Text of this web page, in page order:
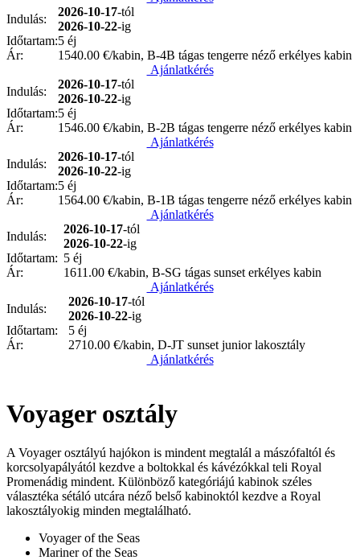
Indulás:
2026-10-17-tól
2026-10-22-ig
Időtartam:5 éj
Ár:
1540.00 €/kabin, B-4B tágas tengerre néző erkélyes kabin
Ajánlatkérés
Indulás:
2026-10-17-tól
2026-10-22-ig
Időtartam:5 éj
Ár:
1546.00 €/kabin, B-2B tágas tengerre néző erkélyes kabin
Ajánlatkérés
Indulás:
2026-10-17-tól
2026-10-22-ig
Időtartam:5 éj
Ár:
1564.00 €/kabin, B-1B tágas tengerre néző erkélyes kabin
Ajánlatkérés
Indulás:
2026-10-17-tól
2026-10-22-ig
Időtartam: 5 éj
Ár:
1611.00 €/kabin, B-SG tágas sunset erkélyes kabin
Ajánlatkérés
Indulás:
2026-10-17-tól
2026-10-22-ig
Időtartam:
5 éj
Ár:
2710.00 €/kabin, D-JT sunset junior lakosztály
Ajánlatkérés
Voyager osztály
A Voyager osztályú hajókon is mindent megtalál a mászófaltól és
korcsolyapályától kezdve a boltokkal és kávézókkal teli Royal
Promenádig mindent. Különböző kategóriájú kabinok széles
választéka sétáló utcára néző belső kabinoktól kezdve a Royal
lakosztályokig minden megtalálható.
Voyager of the Seas
Mariner of the Seas